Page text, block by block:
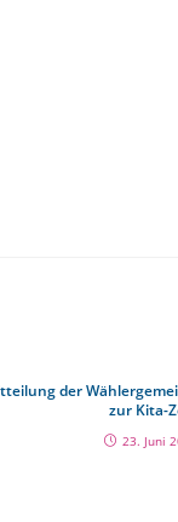
der
zur Kita-
23. Juni